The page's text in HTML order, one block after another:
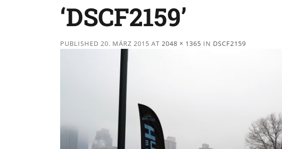
‘DSCF2159’
PUBLISHED 20. MÄRZ 2015 AT 2048 × 1365 IN DSCF2159